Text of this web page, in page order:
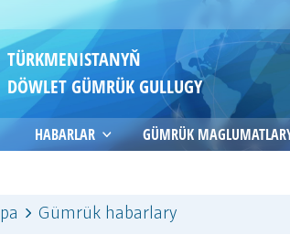
TÜRKMENISTANYŇ
DÖWLET GÜMRÜK GULLUGY
HABARLAR GÜMRÜK
Gümrük habarlary